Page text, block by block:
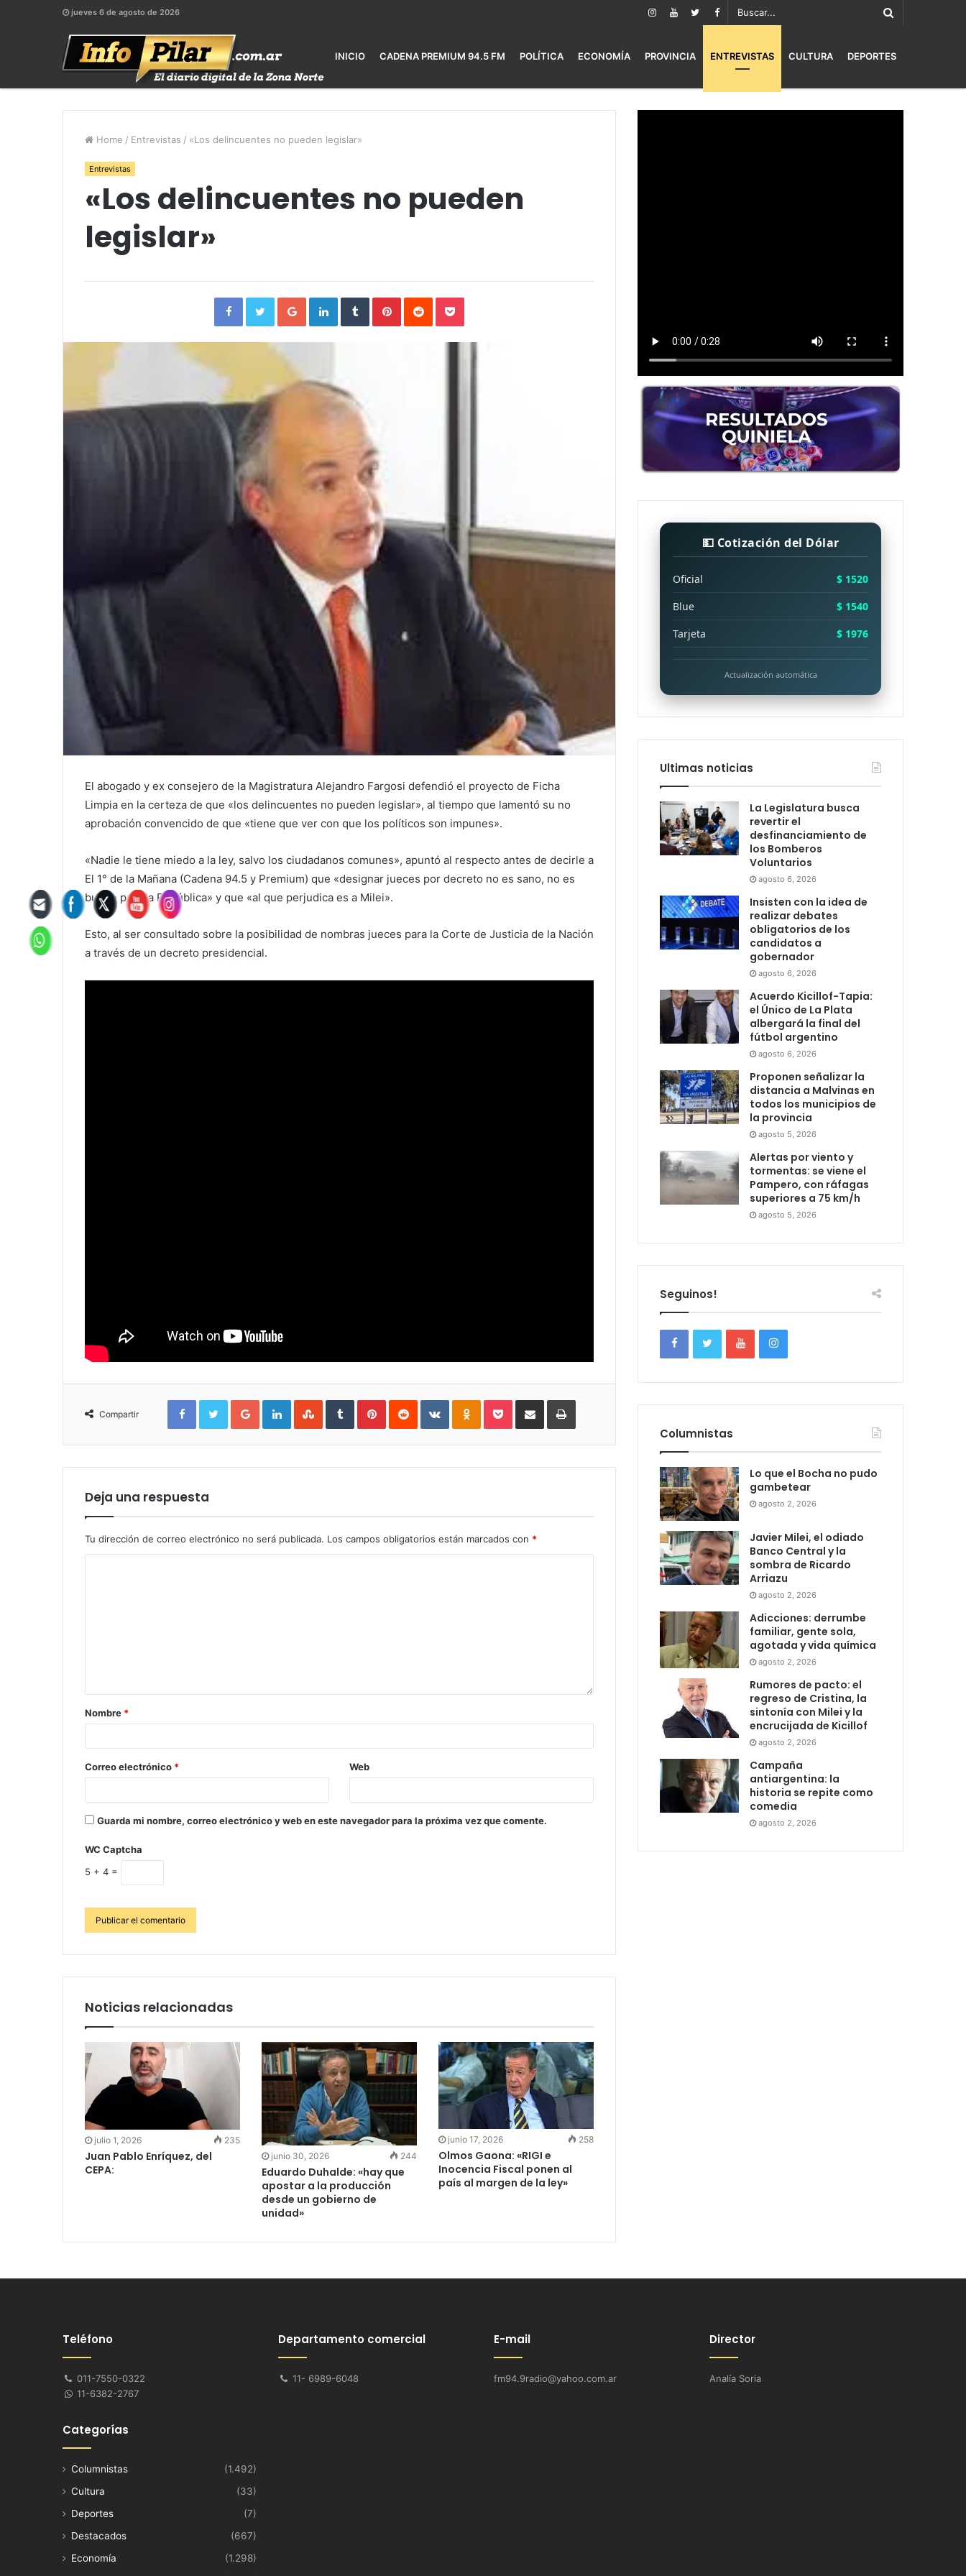
jueves 6 de agosto de 2026
INICIO CADENA PREMIUM 94.5 FM POLÍTICA ECONOMÍA PROVINCIA ENTREVISTAS CULTURA DEPORTES
Home / Entrevistas / «Los delincuentes no pueden legislar»
Entrevistas
«Los delincuentes no pueden
legislar»
FacebookTwitterGoogle+LinkedInTumblrPinterestReddit Pocket
El abogado y ex consejero de la Magistratura Alejandro Fargosi defendió el proyecto de Ficha
Limpia en la certeza de que «los delincuentes no pueden legislar», al tiempo que lamentó su no
aprobación convencido de que «tiene que ver con que los políticos son impunes».
«Nadie le tiene miedo a la ley, salvo los ciudadanos comunes», apuntó al respecto antes de decirle a
El 1° de la Mañana (Cadena 94.5 y Premium) que «designar jueces por decreto no es sano, no es
bueno para la República» y que «al que perjudica es a Milei».
Esto, al ser consultado sobre la posibilidad de nombras jueces para la Corte de Justicia de la Nación
a través de un decreto presidencial.
Compartir
FacebookTwitterGoogle+LinkedInStumbleUpon
TumblrPinterestReddit VKontakteOdnoklassniki
PocketShare
Email
Print
Deja una respuesta
Tu dirección de correo electrónico no será publicada. Los campos obligatorios están marcados con *
Nombre *
Correo electrónico * Web
Guarda mi nombre, correo electrónico y web en este navegador para la próxima vez que comente.
WC Captcha
5 + 4 =
Noticias relacionadas
julio 1, 2026 235
Juan Pablo Enríquez, del
CEPA:
junio 30, 2026 244
Eduardo Duhalde: «hay que
apostar a la producción
desde un gobierno de
unidad»
junio 17, 2026 258
Olmos Gaona: «RIGI e
Inocencia Fiscal ponen al
país al margen de la ley»
💵 Cotización del Dólar
Oficial
$ 1520
Blue
$ 1540
Tarjeta
$ 1976
Actualización automática
Ultimas noticias
La Legislatura busca
revertir el
desfinanciamiento de
los Bomberos
Voluntarios
agosto 6, 2026
Insisten con la idea de
realizar debates
obligatorios de los
candidatos a
gobernador
agosto 6, 2026
Acuerdo Kicillof-Tapia:
el Único de La Plata
albergará la final del
fútbol argentino
agosto 6, 2026
Proponen señalizar la
distancia a Malvinas en
todos los municipios de
la provincia
agosto 5, 2026
Alertas por viento y
tormentas: se viene el
Pampero, con ráfagas
superiores a 75 km/h
agosto 5, 2026
Seguinos!
Columnistas
Lo que el Bocha no pudo
gambetear
agosto 2, 2026
Javier Milei, el odiado
Banco Central y la
sombra de Ricardo
Arriazu
agosto 2, 2026
Adicciones: derrumbe
familiar, gente sola,
agotada y vida química
agosto 2, 2026
Rumores de pacto: el
regreso de Cristina, la
sintonía con Milei y la
encrucijada de Kicillof
agosto 2, 2026
Campaña
antiargentina: la
historia se repite como
comedia
agosto 2, 2026
Teléfono
011-7550-0322
11-6382-2767
Categorías
Columnistas
(1.492)
Cultura
(33)
Deportes
(7)
Destacados
(667)
Economía
(1.298)
Departamento comercial
11- 6989-6048
E-mail
fm94.9radio@yahoo.com.ar
Director
Analía Soria